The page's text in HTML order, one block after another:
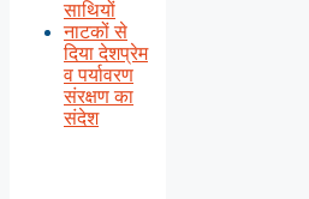
साथियों
नाटकों से
दिया देशप्रेम
व पर्यावरण
संरक्षण का
संदेश